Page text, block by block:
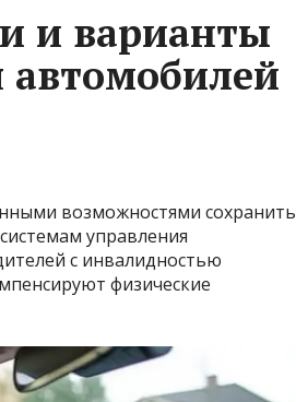
и варианты
автомобилей
возможностями сохранить
управления
с инвалидностью
физические